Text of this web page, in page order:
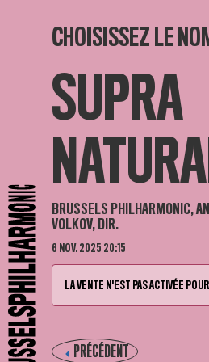
CHOISISSEZ LE
SUPRA
BRUSSELS PHILHARMONIC,
VOLKOV, DIR.
6 NOV. 2025 20:15
LA VENTE N'EST PAS ACTIVÉE
PRÉCÉDENT